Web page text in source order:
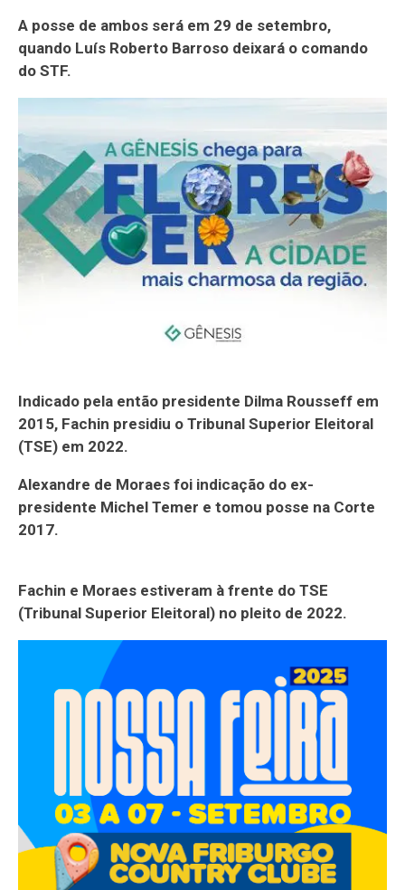
A posse de ambos será em 29 de setembro,
quando Luís Roberto Barroso deixará o comando
do STF.
Indicado pela então presidente Dilma Rousseff em
2015, Fachin presidiu o Tribunal Superior Eleitoral
(TSE) em 2022.
Alexandre de Moraes foi indicação do ex-
presidente Michel Temer e tomou posse na Corte
2017.
Fachin e Moraes estiveram à frente do TSE
(Tribunal Superior Eleitoral) no pleito de 2022.